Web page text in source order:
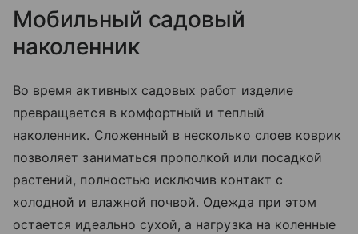
Мобильный садовый
наколенник
Во время активных садовых работ изделие
превращается в комфортный и теплый
наколенник. Сложенный в несколько слоев коврик
позволяет заниматься прополкой или посадкой
растений, полностью исключив контакт с
холодной и влажной почвой. Одежда при этом
остается идеально сухой, а нагрузка на коленные